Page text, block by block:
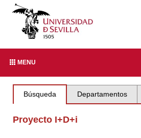
MENU
Búsqueda Departamentos
Proyecto I+D+i